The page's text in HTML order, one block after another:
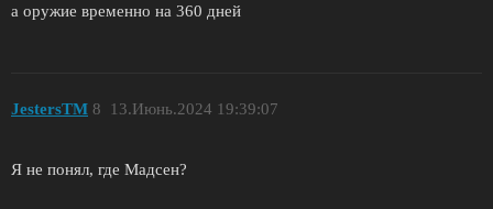
а оружие временно на 360 дней
JestersTM 13.Июнь.2024 19:39:07
8
Я не понял, где Мадсен?